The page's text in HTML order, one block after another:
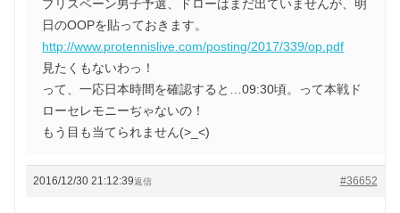
ブリスベーン男子予選、ドローはまだ出ていませんが、明
日のOOPを貼っておきます。
http://www.protennislive.com/posting/2017/339/op.pdf
見たくもないわっ！
って、一応日本時間を確認すると…09:30頃。って本戦ド
ローセレモニーぢゃないの！
もう目も当てられません(>_<)
2016/12/30 21:12:39 #36652
返信